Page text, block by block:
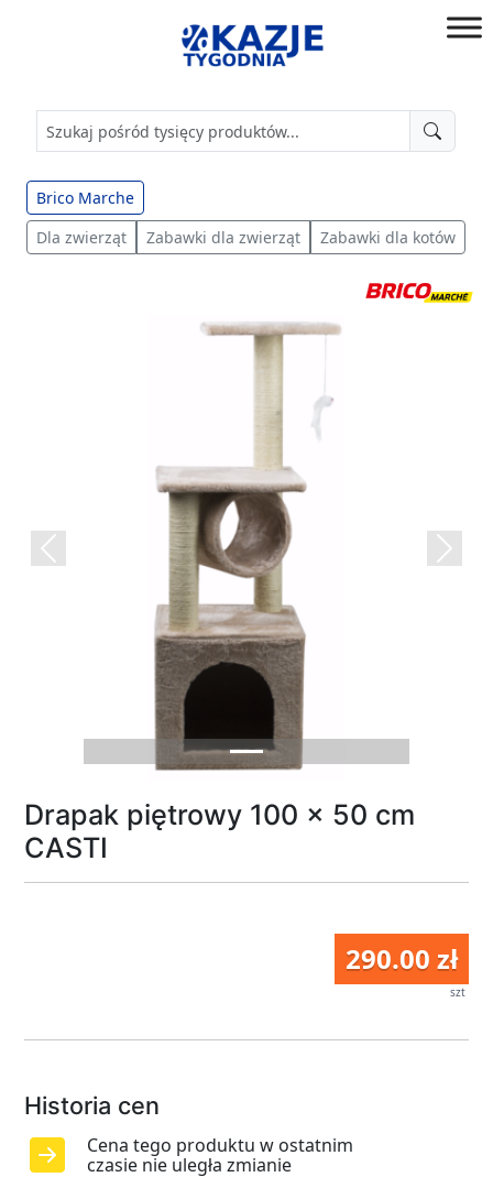
złap
Brico Marche
Dla zwierząt
Zabawki dla zwierząt Zabawki dla kotów
Previous Next
Drapak piętrowy 100 x 50 cm
CASTI
290.00 zł
szt
Historia cen
Cena tego produktu w ostatnim
czasie nie uległa zmianie